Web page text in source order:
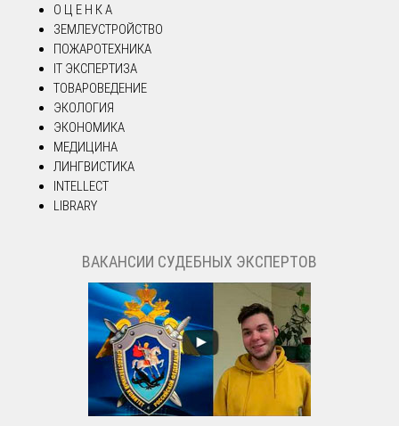
О Ц Е Н К А
ЗЕМЛЕУСТРОЙСТВО
ПОЖАРОТЕХНИКА
IT ЭКСПЕРТИЗА
ТОВАРОВЕДЕНИЕ
ЭКОЛОГИЯ
ЭКОНОМИКА
МЕДИЦИНА
ЛИНГВИСТИКА
INTELLECT
LIBRARY
ВАКАНСИИ СУДЕБНЫХ ЭКСПЕРТОВ